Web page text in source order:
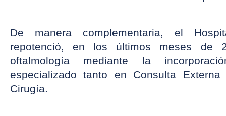
De manera complementaria, el
repotenció, en los últimos meses de
oftalmología mediante la
especializado tanto en Consulta
Cirugía.